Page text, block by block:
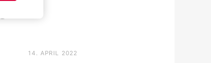
14. APRIL 2022